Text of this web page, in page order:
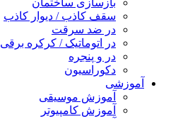
بازسازی ساختمان
سقف کاذب / دیوار کاذب
در ضد سرقت
در اتوماتیک / کرکره برقی
در و پنجره
دکوراسیون
آموزشی
آموزش موسیقی
آموزش کامپیوتر